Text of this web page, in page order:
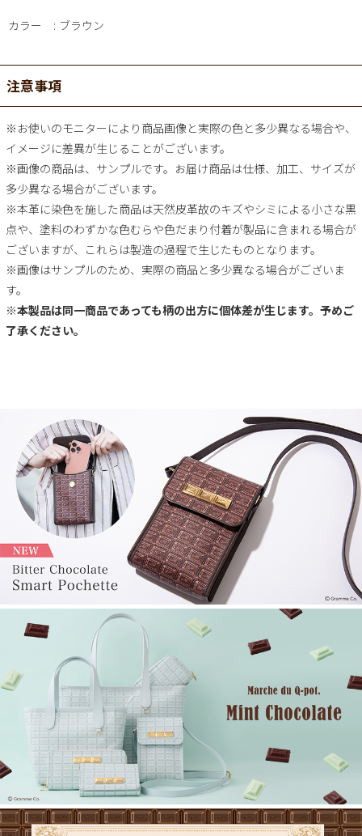
カラー ブラウン
注意事項
※お使いのモニターにより商品画像と実際の色と多少異なる場合や、
イメージに差異が生じることがございます。
※画像の商品は、サンプルです。お届け商品は仕様、加工、サイズが
多少異なる場合がございます。
※本革に染色を施した商品は天然皮革故のキズやシミによる小さな黒
点や、塗料のわずかな色むらや色だまり付着が製品に含まれる場合が
ございますが、これらは製造の過程で生じたものとなります。
※画像はサンプルのため、実際の商品と多少異なる場合がございま
す。
※本製品は同一商品であっても柄の出方に個体差が生じます。予めご
了承ください。